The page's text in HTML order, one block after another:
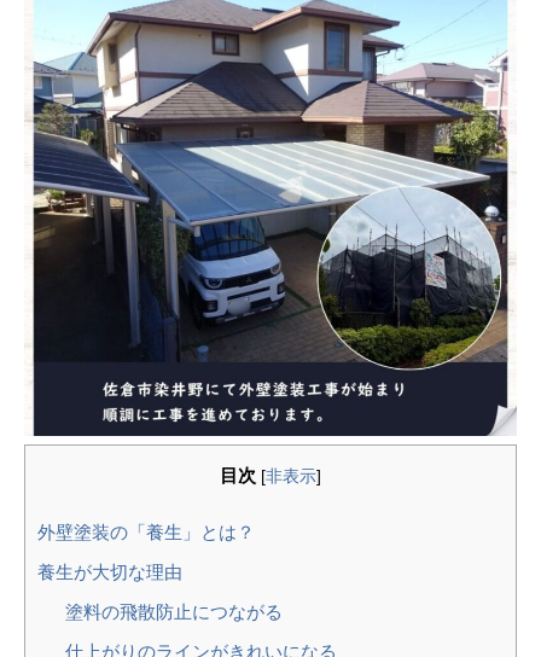
目次 [非表示]
外壁塗装の「養生」とは？
養生が大切な理由
塗料の飛散防止につながる
仕上がりのラインがきれいになる